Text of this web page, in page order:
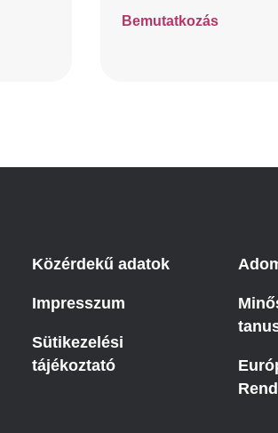
Bemutatkozás
Közérdekű adatok
Impresszum
Sütikezelési
tájékoztató